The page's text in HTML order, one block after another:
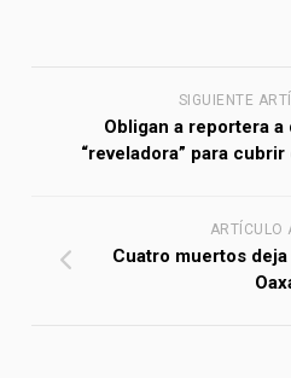
SIGUIENTE
Obligan a reportera
“reveladora” para
ARTÍCULO
Cuatro muertos